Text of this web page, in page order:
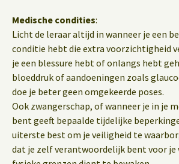
Medische condities:
Licht de leraar altijd in wanneer je een
conditie hebt die extra voorzichtigheid
je een blessure hebt of onlangs hebt
bloeddruk of aandoeningen zoals
doe je beter geen omgekeerde poses.
Ook zwangerschap, of wanneer je in je
bent geeft bepaalde tijdelijke
uiterste best om je veiligheid te
dat je zelf verantwoordelijk bent voor je